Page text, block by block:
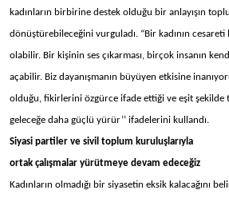
kadınların birbirine destek olduğu bir anlayışın
dönüştürebileceğini vurguladı. “Bir kadının
olabilir. Bir kişinin ses çıkarması, birçok insanın
açabilir. Biz dayanışmanın büyüyen etkisine
olduğu, fikirlerini özgürce ifade ettiği ve eşit
geleceğe daha güçlü yürür’’ ifadelerini kullandı.
Siyasi partiler ve sivil toplum kuruluşlarıyla
ortak çalışmalar yürütmeye devam edeceğiz
Kadınların olmadığı bir siyasetin eksik kalacağını